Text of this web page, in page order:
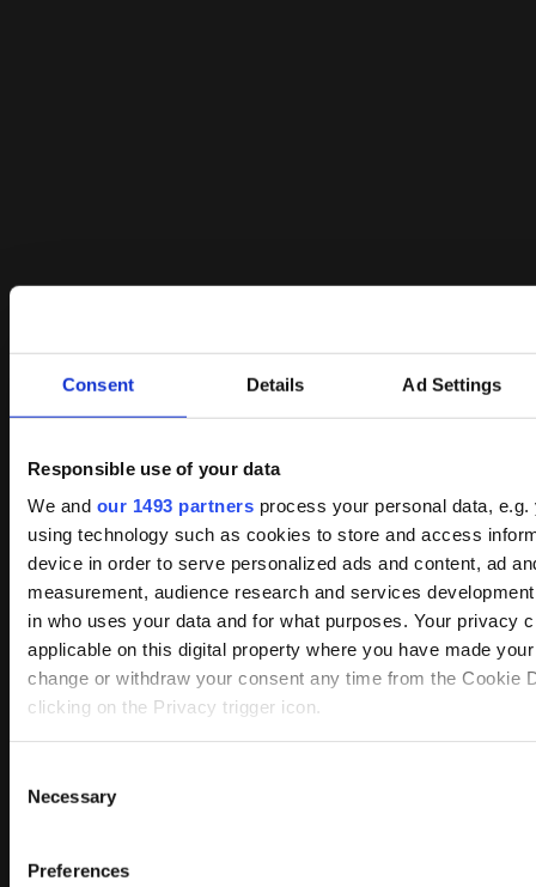
Consent Details Ad Settings
Responsible use of your data
We and our 1493 partners process your personal data, e.g.
using technology such as cookies to store and access
device in order to serve personalized ads and content, ad
measurement, audience research and services
in who uses your data and for what purposes. Your privacy
applicable on this digital property where you have made
change or withdraw your consent any time from the Cookie
clicking on the Privacy trigger icon.
preferences in the
features and to analyse our traffic. We also share
Selection
Necessary
Preferences